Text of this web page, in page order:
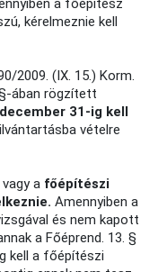
a főépítész
kérelmeznie kell
2009. (IX. 15.) Korm.
ában rögzített
31-ig kell
vételre
a főépítészi
Amennyiben a
és nem kapott
a Főéprend. 13. §
kell a főépítészi